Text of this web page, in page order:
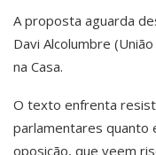
A proposta aguarda
Davi Alcolumbre
na Casa.
O texto enfrenta
parlamentares
oposição, que veem